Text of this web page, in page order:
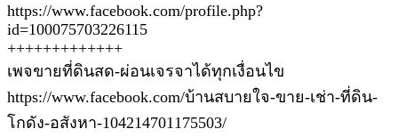
https://www.facebook.com/profile.php?
id=100075703226115
+++++++++++++
เพจขายที่ดินสด-ผ่อนเจรจาได้ทุกเงื่อนไข
https://www.facebook.com/บ้านสบายใจ-ขาย-เช่า-ที่ดิน-
โกดัง-อสังหา-104214701175503/